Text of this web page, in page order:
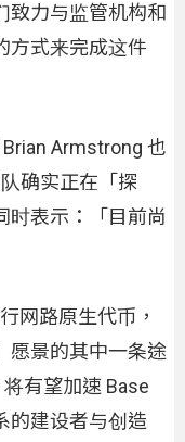
致力与监管机构和
方式来完成这件
Armstrong 也
确实正在「探
时表示：「目前尚
网路原生代币，
愿景的其中一条途
有望加速 Base
的建设者与创造